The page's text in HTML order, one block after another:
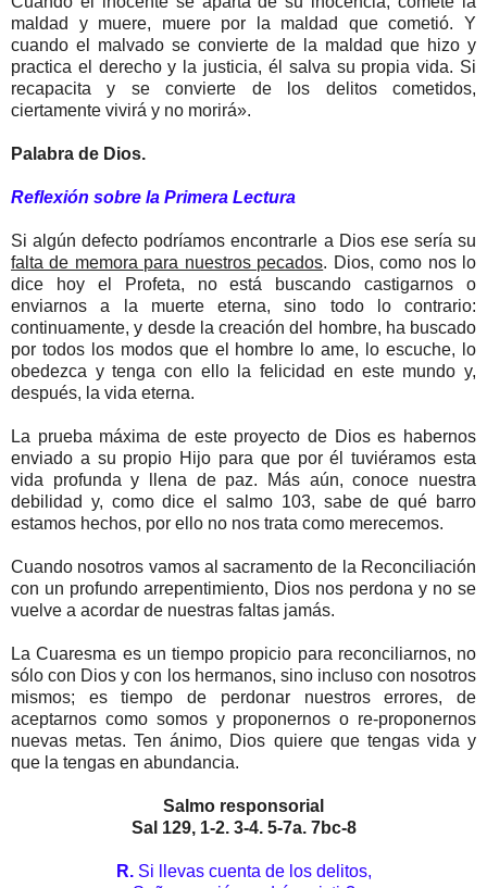
maldad y muere, muere por la maldad que cometió. Y
cuando el malvado se convierte de la maldad que hizo y
practica el derecho y la justicia, él salva su propia vida. Si
recapacita y se convierte de los delitos cometidos,
ciertamente vivirá y no morirá».
Palabra de Dios.
Reflexión sobre la Primera Lectura
Si algún defecto podríamos encontrarle a Dios ese sería su
falta de memora para nuestros pecados. Dios, como nos lo
dice hoy el Profeta, no está buscando castigarnos o
enviarnos a la muerte eterna, sino todo lo contrario:
continuamente, y desde la creación del hombre, ha buscado
por todos los modos que el hombre lo ame, lo escuche, lo
obedezca y tenga con ello la felicidad en este mundo y,
después, la vida eterna.
La prueba máxima de este proyecto de Dios es habernos
enviado a su propio Hijo para que por él tuviéramos esta
vida profunda y llena de paz. Más aún, conoce nuestra
debilidad y, como dice el salmo 103, sabe de qué barro
estamos hechos, por ello no nos trata como merecemos.
Cuando nosotros vamos al sacramento de la Reconciliación
con un profundo arrepentimiento, Dios nos perdona y no se
vuelve a acordar de nuestras faltas jamás.
La Cuaresma es un tiempo propicio para reconciliarnos, no
sólo con Dios y con los hermanos, sino incluso con nosotros
mismos; es tiempo de perdonar nuestros errores, de
aceptarnos como somos y proponernos o re-proponernos
nuevas metas. Ten ánimo, Dios quiere que tengas vida y
que la tengas en abundancia.
Salmo responsorial
Sal 129, 1-2. 3-4. 5-7a. 7bc-8
R.Si llevas cuenta de los delitos,